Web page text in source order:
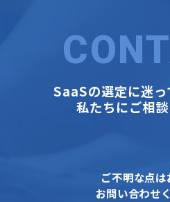
SaaSの選定に迷っ
私たちにご相談
ご不明な点は
お問い合わせ